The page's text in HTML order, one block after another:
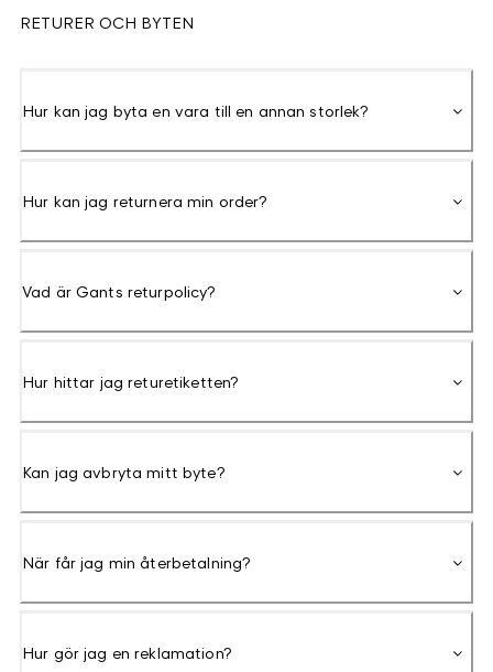
RETURER OCH BYTEN
Hur kan jag byta en vara till en annan storlek?
Hur kan jag returnera min order?
Vad är Gants returpolicy?
Hur hittar jag returetiketten?
Kan jag avbryta mitt byte?
När får jag min återbetalning?
Hur gör jag en reklamation?